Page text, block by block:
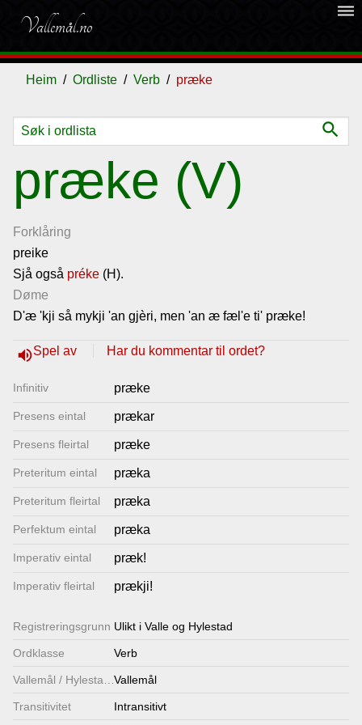
Vallemål.no
dehaze
Heim Ordliste Verb præke
search
præke (V)
Forklåring
preike
Sjå også préke (H).
Døme
D'æ 'kji så mykji 'an gjèri, men 'an æ fæl'e ti' præke!
volume_upSpel av Har du kommentar til ordet?
Infinitiv præke
Presens eintal prækar
Presens fleirtal præke
Preteritum eintal præka
Preteritum fleirtal præka
Perfektum eintal præka
Imperativ eintal præk!
Imperativ fleirtal prækji!
Registrerings­grunn Ulikt i Valle og Hylestad
Ordklasse Verb
Vallemål / HylestadmålVallemål
Transitivitet Intransitivt
Ordliste
Om
vallemålet
Gjestebok
Lenkjer
Kontakt
oss